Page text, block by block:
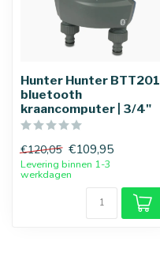
Hunter Hunter BTT201
bluetooth
kraancomputer | 3/4"
€120,05 €109,95
Levering binnen 1-3
werkdagen